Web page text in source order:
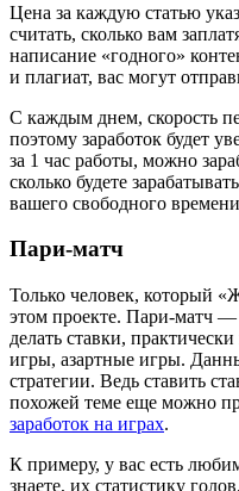
Цена за каждую статью
считать, сколько вам
написание «годного»
и плагиат, вас могут
С каждым днем, скорость
поэтому заработок будет
за 1 час работы, можно
сколько будете
вашего свободного
Пари-матч
Только человек, который
этом проекте. Пари-матч —
делать ставки,
игры, азартные игры.
стратегии. Ведь ставить
похожей теме еще можно
заработок на играх.
К примеру, у вас есть
знаете, их статистику